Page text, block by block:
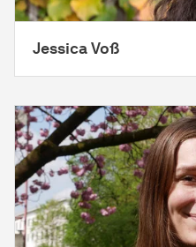
Jessica Voß